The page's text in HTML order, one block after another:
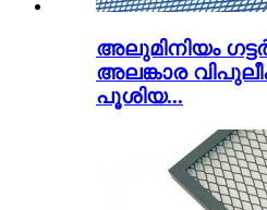
അലുമിനിയം
അലങ്കാര
പൂശിയ...